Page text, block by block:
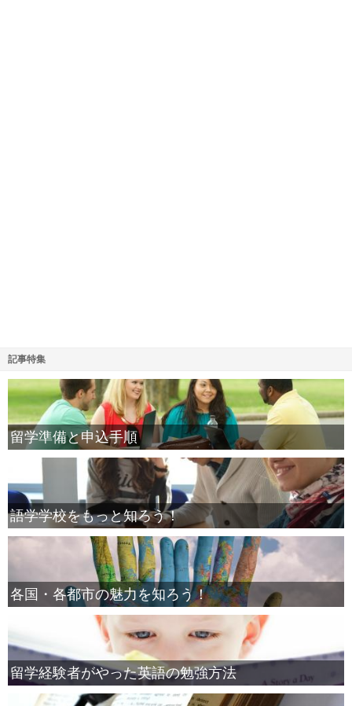
記事特集
留学準備と申込手順
語学学校をもっと知ろう！
各国・各都市の魅力を知ろう！
留学経験者がやった英語の勉強方法